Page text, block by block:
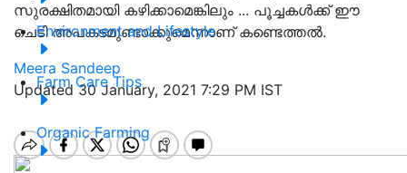
Environment and Lifestyle
Farm Care Tips
Organic Farming
സുരക്ഷിതമായി കഴിക്കാമെങ്കിലും ... പൂച്ചകള്‍ക്ക് ഈ
ചെടി അപകടമുണ്ടാക്കുമെന്നാണ് കണ്ടെത്തല്‍.
Meera Sandeep
Updated 30 January, 2021 7:29 PM IST